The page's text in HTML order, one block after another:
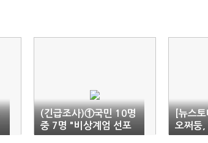
(긴급조사)①국민 10명
중 7명 "비상계엄 선포
는 반헌법적 쿠데타…하
[뉴스토
오쩌둥,
윤석열